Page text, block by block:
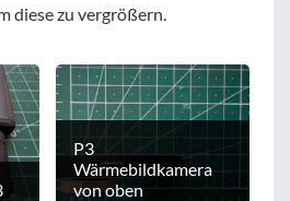
diese zu vergrößern.
P3
Wärmebildkamera
von oben